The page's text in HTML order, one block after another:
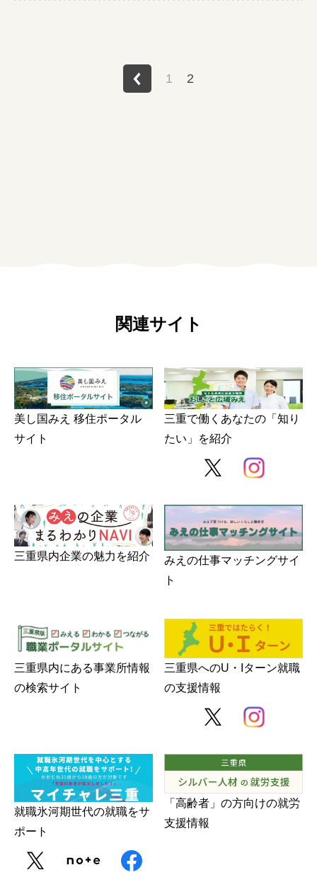
障がい者の就労支援 1 2
関連サイト
美し国みえ 移住ポータル
サイト
三重で働くあなたの「知り
たい」を紹介
三重県内企業の魅力を紹介
みえの仕事マッチングサイ
ト
三重県内にある事業所情報
の検索サイト
三重県へのU・Iターン就職
の支援情報
就職氷河期世代の就職をサ
ポート
「高齢者」の方向けの就労
支援情報